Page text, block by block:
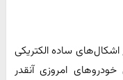
اشکال‌های ساده الکتریکی
امروزی آنقدر